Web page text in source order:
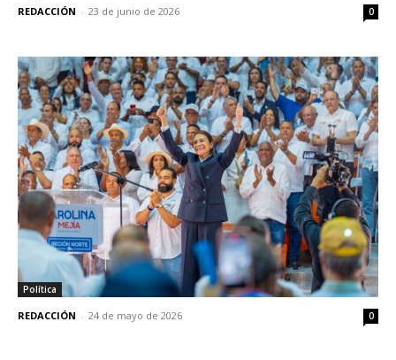
REDACCIÓN - 23 de junio de 2026 0
Política
REDACCIÓN - 24 de mayo de 2026 0